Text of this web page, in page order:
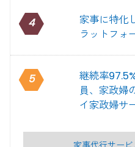
4
家事に特化
ラットフォ
5
継続率
員、家政婦
イ家政婦サ